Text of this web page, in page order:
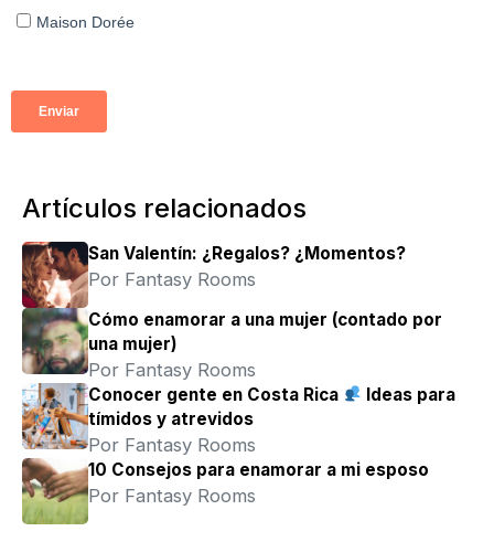
Artículos relacionados
San Valentín: ¿Regalos? ¿Momentos?
Por Fantasy Rooms
Cómo enamorar a una mujer (contado por
una mujer)
Por Fantasy Rooms
Conocer gente en Costa Rica
Ideas para
tímidos y atrevidos
Por Fantasy Rooms
10 Consejos para enamorar a mi esposo
Por Fantasy Rooms